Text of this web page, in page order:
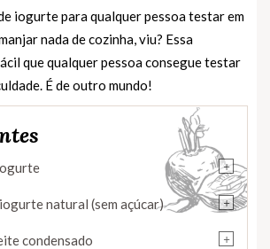
iogurte para qualquer pessoa testar em
nada de cozinha, viu? Essa
que qualquer pessoa consegue testar
É de outro mundo!
+
+
natural (sem açúcar)
+
condensado